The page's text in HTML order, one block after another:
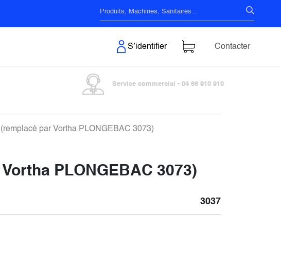
S’identifier Contacter
Service commercial - 04 66 910 910
par Vortha PLONGEBAC 3073)
PLONGEBAC 3073)
3037